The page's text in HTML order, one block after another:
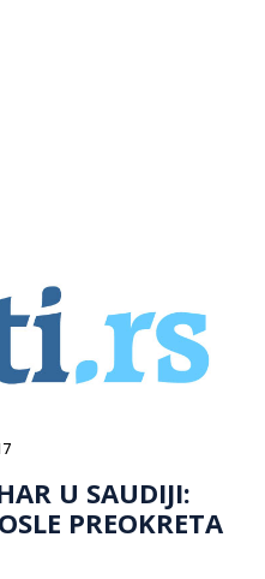
U SAUDIJI:
PREOKRETA